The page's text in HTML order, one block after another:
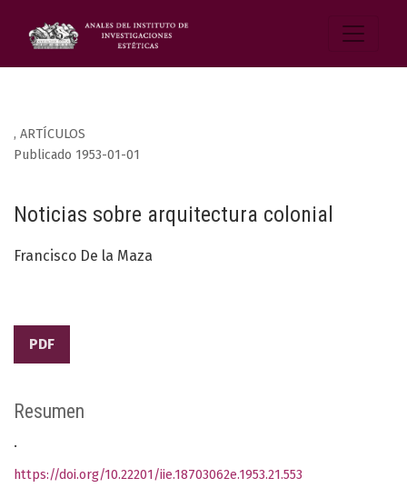
, ARTÍCULOS
Noticias sobre arquitectura colonial
Publicado 1953-01-01
Francisco De la Maza
PDF
Resumen
.
https://doi.org/10.22201/iie.18703062e.1953.21.553